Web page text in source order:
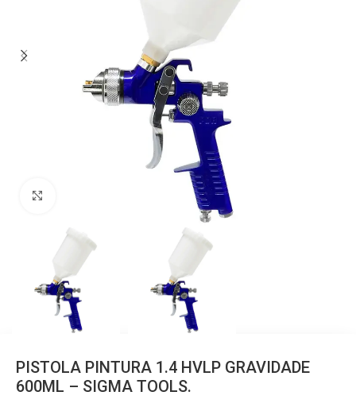
PISTOLA PINTURA 1.4 HVLP GRAVIDADE
600ML – SIGMA TOOLS.